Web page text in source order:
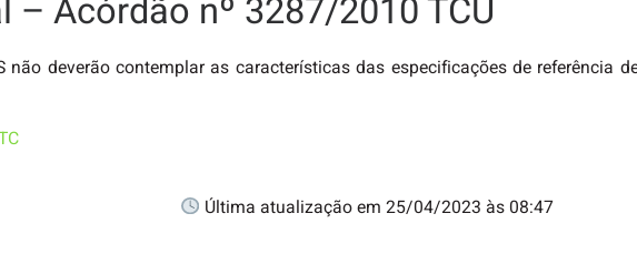
– Acórdão nº 3287/2010 TCU
não deverão contemplar as características das especificações de
Última atualização em 25/04/2023 às 08:47